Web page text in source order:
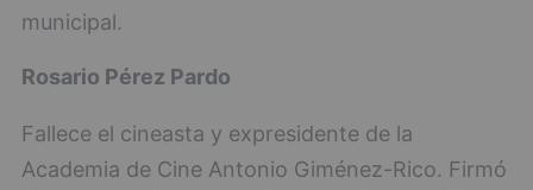
municipal.
Rosario Pérez Pardo
Fallece el cineasta y expresidente de la
Academia de Cine Antonio Giménez-Rico. Firmó